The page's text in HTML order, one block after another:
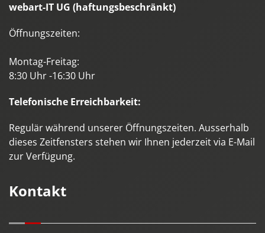
webart-IT UG (haftungsbeschränkt)
Öffnungszeiten:
Montag-Freitag:
8:30 Uhr -16:30 Uhr
Telefonische Erreichbarkeit:
Regulär während unserer Öffnungszeiten. Ausserhalb
dieses Zeitfensters stehen wir Ihnen jederzeit via E-Mail
zur Verfügung.
Kontakt